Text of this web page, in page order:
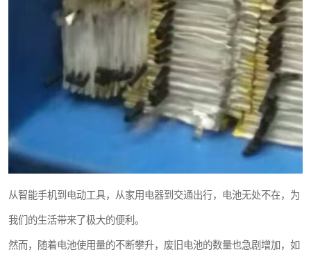
从智能手机到电动工具，从家用电器到交通出行，电池无处不在，为
我们的生活带来了极大的便利。
然而，随着电池使用量的不断攀升，废旧电池的数量也急剧增加，如